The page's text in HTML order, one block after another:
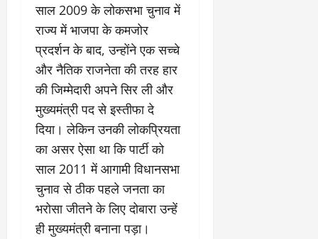
साल 2009 के लोकसभा चुनाव में
राज्य में भाजपा के कमजोर
प्रदर्शन के बाद, उन्होंने एक सच्चे
और नैतिक राजनेता की तरह हार
की जिम्मेदारी अपने सिर ली और
मुख्यमंत्री पद से इस्तीफा दे
दिया। लेकिन उनकी लोकप्रियता
का असर ऐसा था कि पार्टी को
साल 2011 में आगामी विधानसभा
चुनाव से ठीक पहले जनता का
भरोसा जीतने के लिए दोबारा उन्हें
ही मुख्यमंत्री बनाना पड़ा।